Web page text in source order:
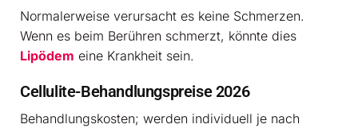
Normalerweise verursacht es keine Schmerzen.
Wenn es beim Berühren schmerzt, könnte dies
Lipödem eine Krankheit sein.
Cellulite-Behandlungspreise 2026
Behandlungskosten; werden individuell je nach